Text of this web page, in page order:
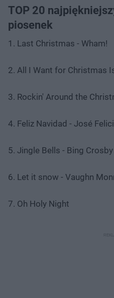
TOP 20
piosenek
1. Last Christmas - Wham!
2. All I Want for Christmas
3. Rockin' Around the
4. Feliz Navidad - José
5. Jingle Bells - Bing
6. Let it snow - Vaughn
7. Oh Holy Night